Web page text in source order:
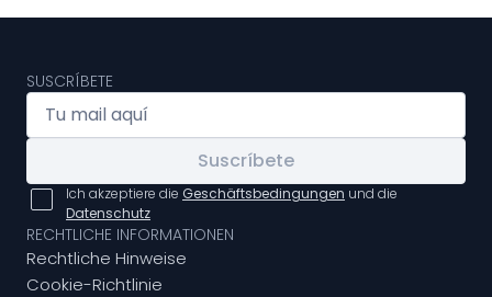
SUSCRÍBETE
Suscríbete
Ich akzeptiere die Geschäftsbedingungen und die
Datenschutz
RECHTLICHE INFORMATIONEN
Rechtliche Hinweise
Cookie-Richtlinie